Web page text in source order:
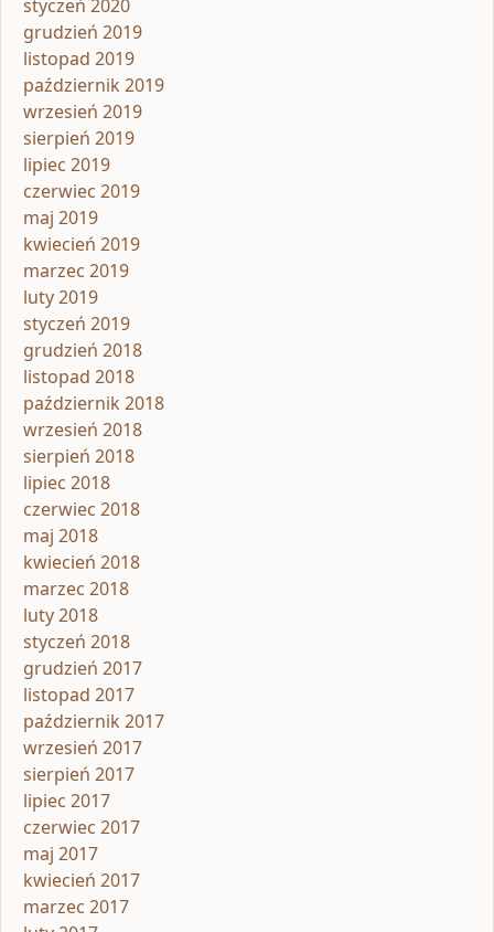
styczeń 2020
grudzień 2019
listopad 2019
październik 2019
wrzesień 2019
sierpień 2019
lipiec 2019
czerwiec 2019
maj 2019
kwiecień 2019
marzec 2019
luty 2019
styczeń 2019
grudzień 2018
listopad 2018
październik 2018
wrzesień 2018
sierpień 2018
lipiec 2018
czerwiec 2018
maj 2018
kwiecień 2018
marzec 2018
luty 2018
styczeń 2018
grudzień 2017
listopad 2017
październik 2017
wrzesień 2017
sierpień 2017
lipiec 2017
czerwiec 2017
maj 2017
kwiecień 2017
marzec 2017